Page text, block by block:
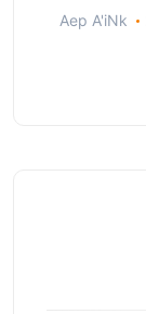
Aep A'iNk